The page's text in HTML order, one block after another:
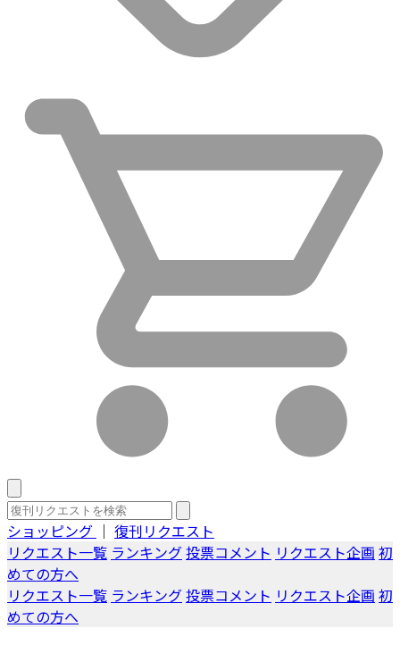
ショッピング ｜ 復刊リクエスト
リクエスト一覧 ランキング投票コメント リクエスト企画 初
めての方へ
リクエスト一覧 ランキング投票コメント リクエスト企画 初
めての方へ